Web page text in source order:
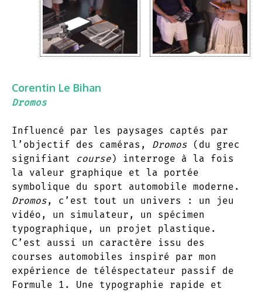
Corentin Le Bihan
Dromos
Influencé par les paysages captés par
l’objectif des caméras, Dromos
(du grec
signifiant
course) interroge à la fois
la valeur graphique et la portée
symbolique du sport automobile moderne.
Dromos, c’est tout un univers : un jeu
vidéo, un simulateur, un spécimen
typographique, un projet plastique.
C’est aussi un caractère issu des
courses automobiles inspiré par mon
expérience de téléspectateur passif de
Formule 1. Une typographie rapide et